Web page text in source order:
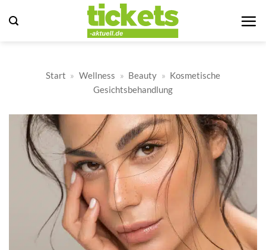
Inhalt
Start » Wellness » Beauty » Kosmetische
Gesichtsbehandlung